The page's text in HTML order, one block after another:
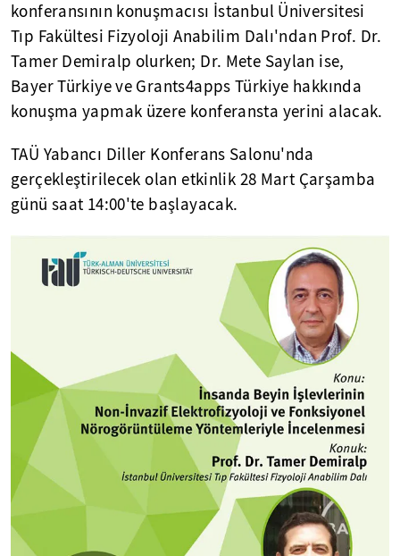
konferansının konuşmacısı İstanbul Üniversitesi
Tıp Fakültesi Fizyoloji Anabilim Dalı'ndan Prof. Dr.
Tamer Demiralp olurken; Dr. Mete Saylan ise,
Bayer Türkiye ve Grants4apps Türkiye hakkında
konuşma yapmak üzere konferansta yerini alacak.
TAÜ Yabancı Diller Konferans Salonu'nda
gerçekleştirilecek olan etkinlik 28 Mart Çarşamba
günü saat 14:00'te başlayacak.